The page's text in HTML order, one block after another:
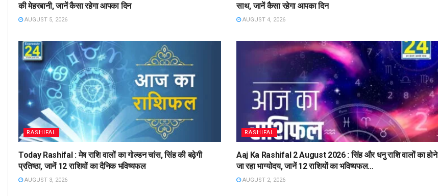
की मेहरबानी, जानें कैसा रहेगा आपका दिन
AUGUST 5, 2026
साथ, जानें कैसा रहेगा आपका दिन
AUGUST 4, 2026
RASHIFAL
Today Rashifal : मेष राशि वालों का गोल्डन चांस, सिंह की बढ़ेगी
प्रतिष्ठा, जानें 12 राशियों का दैनिक भविष्यफल
AUGUST 3, 2026
RASHIFAL
Aaj Ka Rashifal 2 August 2026 : सिंह और धनु राशि वालों का होने
जा रहा भाग्योदय, जानें 12 राशियों का भविष्यफल…
AUGUST 2, 2026